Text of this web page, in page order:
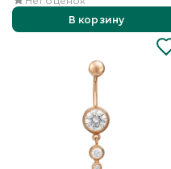
В корзину